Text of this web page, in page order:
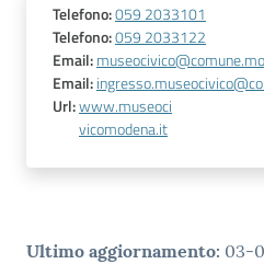
Telefono:059 2033101
Telefono:059 2033122
Email:
Email:
Url:www.museoci
vicomodena.it
Ultimo aggiornamento: 03-